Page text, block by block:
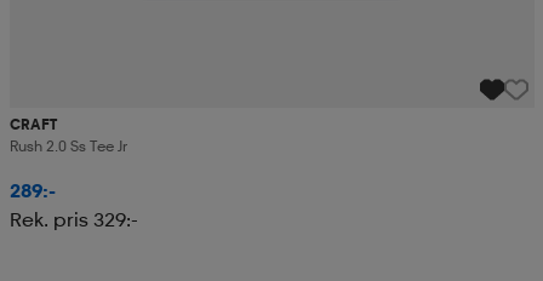
CRAFT
Rush 2.0 Ss Tee Jr
289:-
Rek. pris 329:-